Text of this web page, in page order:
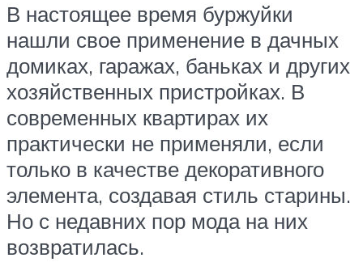
В настоящее время буржуйки
нашли свое применение в дачных
домиках, гаражах, баньках и других
хозяйственных пристройках. В
современных квартирах их
практически не применяли, если
только в качестве декоративного
элемента, создавая стиль старины.
Но с недавних пор мода на них
возвратилась.